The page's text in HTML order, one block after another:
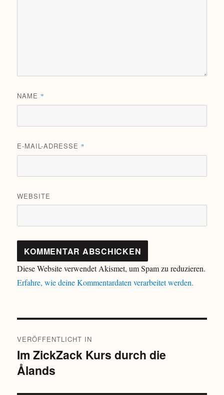
NAME *
E-MAIL-ADRESSE *
WEBSITE
Diese Website verwendet Akismet, um Spam zu reduzieren.
Erfahre, wie deine Kommentardaten verarbeitet werden.
VERÖFFENTLICHT IN
Im ZickZack Kurs durch die
Ålands